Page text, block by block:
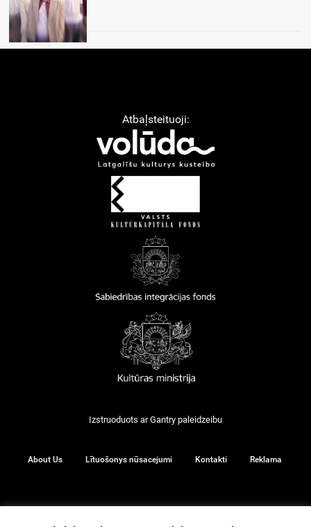
Atbaļsteituoji:
Izstruoduots arGantry paleidzeibu
About Us Lītuošonys nūsacejumi Kontakti Reklama